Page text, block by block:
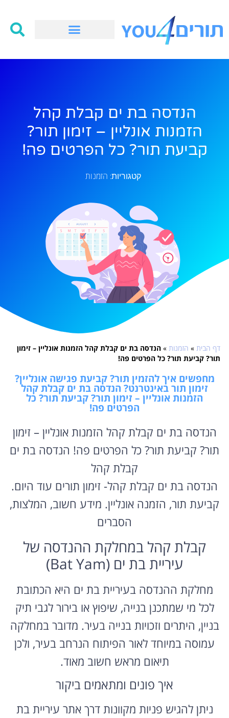
הנדסה בת ים קבלת קהל
הזמנות אונליין – זימון תור?
קביעת תור? כל הפרטים פה!
קטגוריות: הזמנות
דף הבית » הזמנות » הנדסה בת ים קבלת קהל הזמנות אונליין – זימון
תור? קביעת תור? כל הפרטים פה!
מחפשים איך להזמין תור? קביעת פגישה אונליין?
זימון תור באינטרנט? הנדסה בת ים קבלת קהל
הזמנות אונליין – זימון תור? קביעת תור? כל
הפרטים פה!
הנדסה בת ים קבלת קהל הזמנות אונליין – זימון
תור? קביעת תור? כל הפרטים פה! הנדסה בת ים
קבלת קהל
הנדסה בת ים קבלת קהל- זימון תורים עוד היום.
קביעת תור, הזמנה אונליין. מידע חשוב, המלצות,
הסברים
קבלת קהל במחלקת ההנדסה של
עיריית בת ים (Bat Yam)
מחלקת ההנדסה בעיריית בת ים היא הכתובת
לכל מי שמתכנן בנייה, שיפוץ או בירור לגבי תיק
בניין, היתרים וזכויות בנייה בעיר. מדובר במחלקה
עמוסה במיוחד לאור הפיתוח הנרחב בעיר, ולכן
תיאום מראש חשוב מאוד.
איך פונים ומתאמים ביקור
ניתן להגיש פניות מקוונות דרך אתר עיריית בת